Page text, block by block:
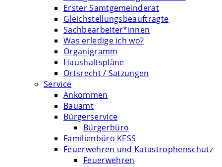
Erster Samtgemeinderat
Gleichstellungsbeauftragte
Sachbearbeiter*innen
Was erledige ich wo?
Organigramm
Haushaltspläne
Ortsrecht / Satzungen
Service
Ankommen
Bauamt
Bürgerservice
Bürgerbüro
Familienbüro KESS
Feuerwehren und Katastrophenschutz
Feuerwehren